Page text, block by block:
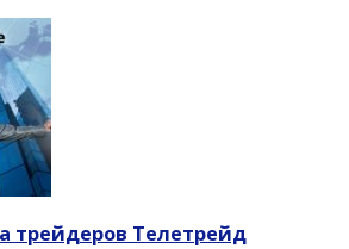
трейдеров Телетрейд